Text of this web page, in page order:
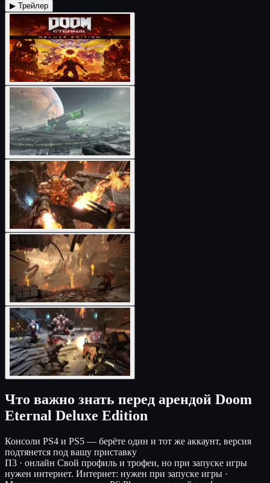
▶ Трейлер
Что важно знать перед арендой Doom
Eternal Deluxe Edition
Консоли PS4 и PS5 — берёте один и тот же аккаунт, версия
подтянется под вашу приставку
П3 · онлайн Свой профиль и трофеи, но при запуске игры
нужен интернет. Интернет: нужен при запуске игры ·